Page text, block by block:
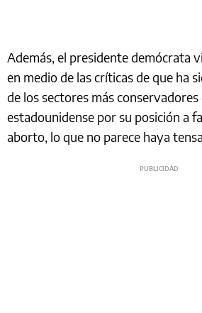
Además, el presidente demócrata
en medio de las críticas de que ha
de los sectores más conservadores
estadounidense por su posición a
aborto, lo que no parece haya